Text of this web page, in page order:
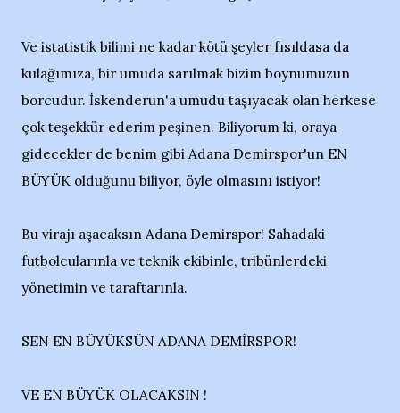
Ve istatistik bilimi ne kadar kötü şeyler fısıldasa da
kulağımıza, bir umuda sarılmak bizim boynumuzun
borcudur. İskenderun'a umudu taşıyacak olan herkese
çok teşekkür ederim peşinen. Biliyorum ki, oraya
gidecekler de benim gibi Adana Demirspor'un EN
BÜYÜK olduğunu biliyor, öyle olmasını istiyor!
Bu virajı aşacaksın Adana Demirspor! Sahadaki
futbolcularınla ve teknik ekibinle, tribünlerdeki
yönetimin ve taraftarınla.
SEN EN BÜYÜKSÜN ADANA DEMİRSPOR!
VE EN BÜYÜK OLACAKSIN !